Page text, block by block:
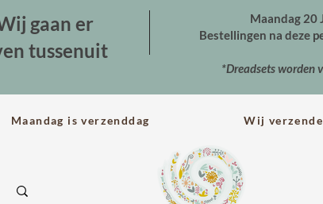
gaan er
tussenuit
Maandag 20
Bestellingen na deze
*Dreadsets worden
Maandag is verzenddag Wij verzenden